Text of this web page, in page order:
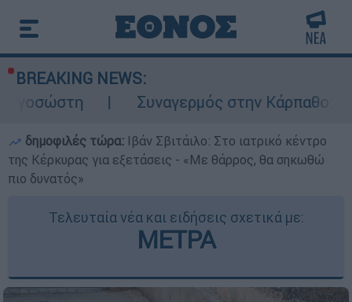
BREAKING NEWS:
Συναγερμός στην Κάρπαθο: Βρέθηκαν
δημοφιλές τώρα: Ιβάν Σβιτάιλο: Στο ιατρικό κέντρο
της Κέρκυρας για εξετάσεις - «Με θάρρος, θα σηκωθώ
πιο δυνατός»
Τελευταία νέα και ειδήσεις σχετικά με:
ΜΕΤΡΑ